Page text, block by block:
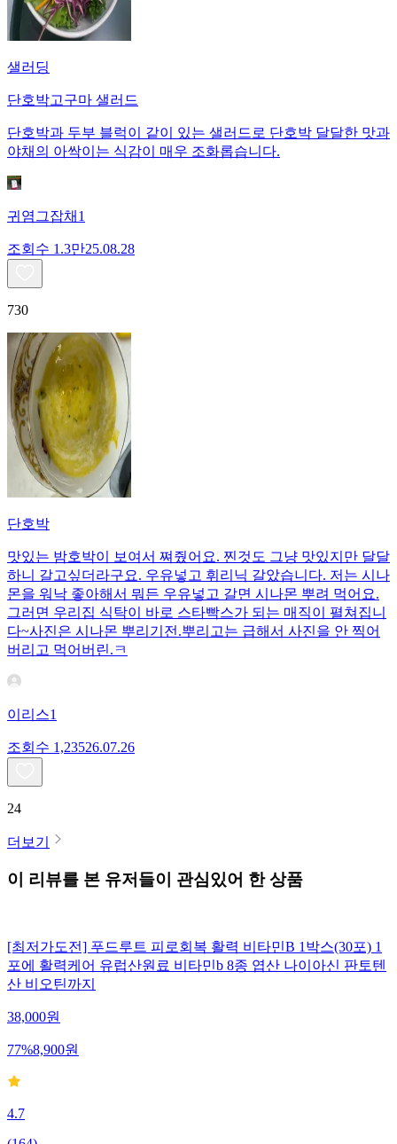
샐러딩
단호박고구마 샐러드
단호박과 두부 블럭이 같이 있는 샐러드로 단호박 달달한 맛과
야채의 아싹이는 식감이 매우 조화롭습니다.
귀염그잡채1
조회수 1.3만25.08.28
730
단호박
맛있는 밤호박이 보여서 쪄줬어요. 찐것도 그냥 맛있지만 달달
하니 갈고싶더라구요. 우유넣고 휘리닉 갈았습니다. 저는 시나
몬을 워낙 좋아해서 뭐든 우유넣고 갈면 시나몬 뿌려 먹어요.
그러면 우리집 식탁이 바로 스타빡스가 되는 매직이 펼쳐집니
다~사진은 시나몬 뿌리기전.뿌리고는 급해서 사진을 안 찍어
버리고 먹어버린.ㅋ
이리스1
조회수 1,23526.07.26
24
더보기
이 리뷰를 본 유저들이 관심있어 한 상품
[최저가도전] 푸드루트 피로회복 활력 비타민B 1박스(30포) 1
포에 활력케어 유럽산원료 비타민b 8종 엽산 나이아신 판토텐
산 비오틴까지
38,000원
77%8,900원
4.7